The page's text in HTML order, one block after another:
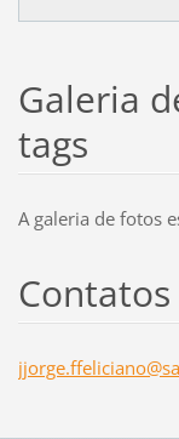
Galeria
tags
A galeria de fotos
Contatos
jjorge.ffelician